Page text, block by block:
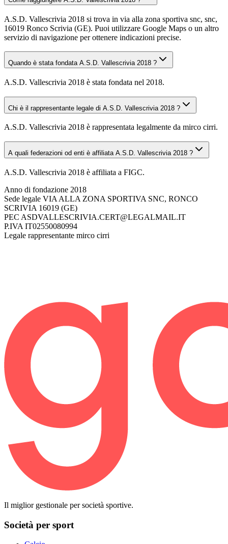
A.S.D. Vallescrivia 2018 si trova in via alla zona sportiva snc, snc,
16019 Ronco Scrivia (GE). Puoi utilizzare Google Maps o un altro
servizio di navigazione per ottenere indicazioni precise.
Quando è stata fondata A.S.D. Vallescrivia 2018 ?
A.S.D. Vallescrivia 2018 è stata fondata nel 2018.
Chi è il rappresentante legale di A.S.D. Vallescrivia 2018 ?
A.S.D. Vallescrivia 2018 è rappresentata legalmente da mirco cirri.
A quali federazioni od enti è affiliata A.S.D. Vallescrivia 2018 ?
A.S.D. Vallescrivia 2018 è affiliata a FIGC.
Anno di fondazione 2018
Sede legale VIA ALLA ZONA SPORTIVA SNC, RONCO
SCRIVIA 16019 (GE)
PEC ASDVALLESCRIVIA.CERT@LEGALMAIL.IT
P.IVA IT02550080994
Legale rappresentante mirco cirri
Il miglior gestionale per società sportive.
Società per sport